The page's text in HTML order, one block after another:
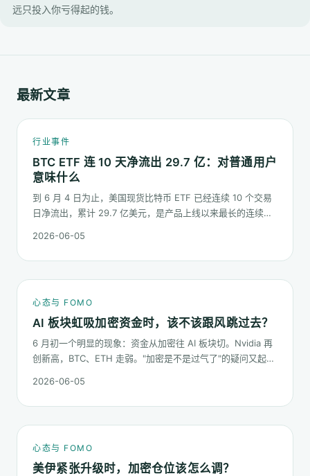
远只投入你亏得起的钱。
最新文章
行业事件
BTC ETF 连 10 天净流出 29.7 亿：对普通用户
意味什么
到 6 月 4 日为止，美国现货比特币 ETF 已经连续 10 个交易
日净流出，累计 29.7 亿美元，是产品上线以来最长的连续流
什么。
2026-06-05
心态与 FOMO
AI 板块虹吸加密资金时，该不该跟风跳过去？
6 月初一个明显的现象：资金从加密往 AI 板块切。Nvidia 再
创新高，BTC、ETH 走弱。"加密是不是过气了"的疑问又起来
你的心态该怎么稳。
2026-06-05
心态与 FOMO
美伊紧张升级时，加密仓位该怎么调？